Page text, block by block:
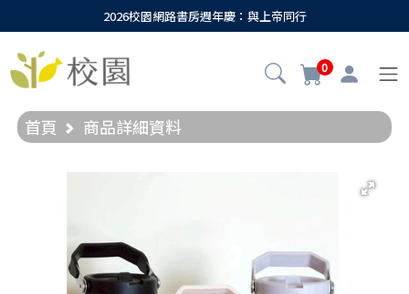
2026校園網路書房週年慶：與上帝同行
0
首頁 商品詳細資料